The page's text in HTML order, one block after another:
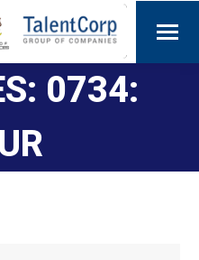
0734: